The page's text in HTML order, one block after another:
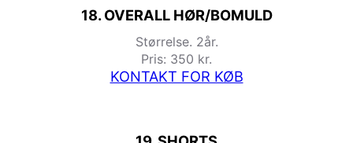
18. OVERALL HØR/BOMULD
Størrelse. 2år.
Pris: 350 kr.
KONTAKT FOR KØB